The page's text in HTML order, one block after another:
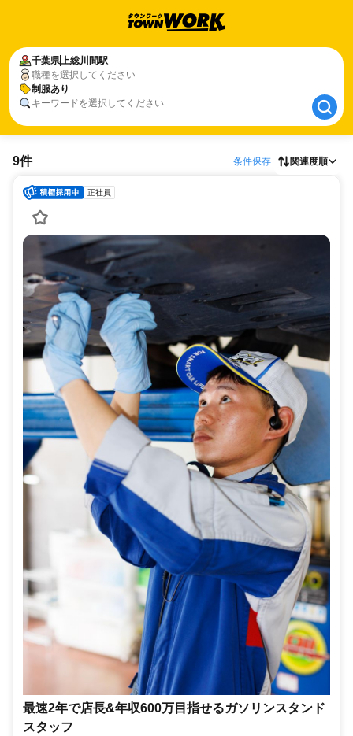
千葉県上総川間駅
職種を選択してください
制服あり
キーワードを選択してください
千葉県上総川間駅
制服あり
9件 条件保存 関連度順
正社員
最速2年で店長&年収600万目指せるガソリンスタンド
スタッフ